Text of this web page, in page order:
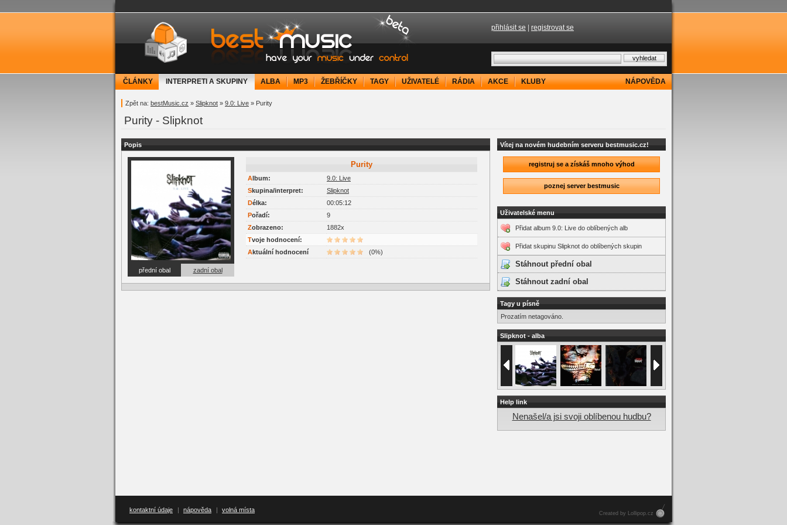
bestMusic.cz - Have your music under control
přihlásit se registrovat se
ČLÁNKY INTERPRETI A SKUPINY ALBA MP3 ŽEBŘÍČKY TAGY UŽIVATELÉ RÁDIA AKCE KLUBY NÁPOVĚDA
Zpět na: bestMusic.cz » Slipknot » 9.0: Live » Purity
Purity - Slipknot
Popis
přední obal zadní obal
Purity
Album:
9.0: Live
Skupina/interpret:
Slipknot
Délka:
00:05:12
Pořadí:
9
Zobrazeno:
1882x
Tvoje hodnocení:
Aktuální hodnocení
(0%)
Vítej na novém hudebním serveru bestmusic.cz!
registruj se a získáš mnoho výhod
poznej server bestmusic
Uživatelské menu
Přidat album 9.0: Live do oblíbených alb
Přidat skupinu Slipknot do oblíbených skupin
Stáhnout přední obal
Stáhnout zadní obal
Tagy u písně
Prozatím netagováno.
Slipknot - alba
Help link
Nenašel/a jsi svoji oblíbenou hudbu?
kontaktní údaje | nápověda | volná místa Created by Lollipop.cz